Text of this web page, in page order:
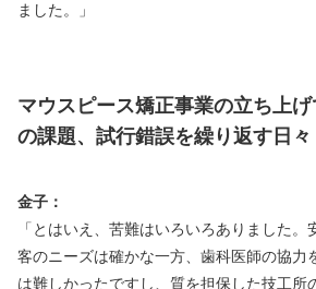
ました。」
マウスピース矯正事業の立ち上
の課題、試行錯誤を繰り返す日々
金子：
「とはいえ、苦難はいろいろありました
客のニーズは確かな一方、歯科医師の協力
は難しかったですし、質を担保した技工所